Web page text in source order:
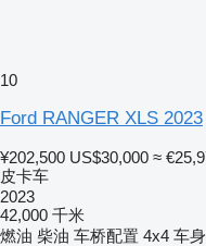
10
Ford RANGER XLS 2023
¥202,500 US$30,000 ≈
皮卡车
2023
42,000 千米
燃油 柴油 车桥配置 4x4 车